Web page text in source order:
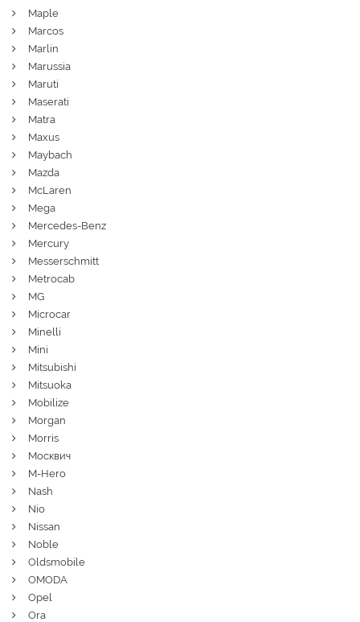
Maple
Marcos
Marlin
Marussia
Maruti
Maserati
Matra
Maxus
Maybach
Mazda
McLaren
Mega
Mercedes-Benz
Mercury
Messerschmitt
Metrocab
MG
Microcar
Minelli
Mini
Mitsubishi
Mitsuoka
Mobilize
Morgan
Morris
Москвич
M-Hero
Nash
Nio
Nissan
Noble
Oldsmobile
OMODA
Opel
Ora